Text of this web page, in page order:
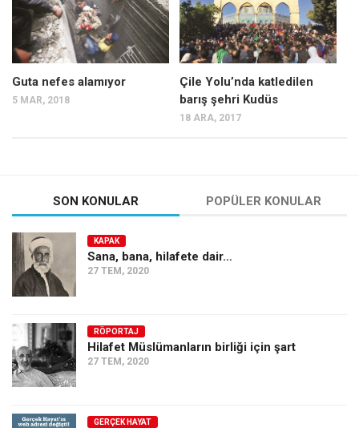
Guta nefes alamıyor
5 MAR, 2018
Çile Yolu’nda katledilen
barış şehri Kudüs
18 ARA, 2017
SON KONULAR POPÜLER KONULAR
KAPAK
Sana, bana, hilafete dair…
27 TEM, 2020
RÖPORTAJ
Hilafet Müslümanların birliği için şart
27 TEM, 2020
GERÇEK HAYAT